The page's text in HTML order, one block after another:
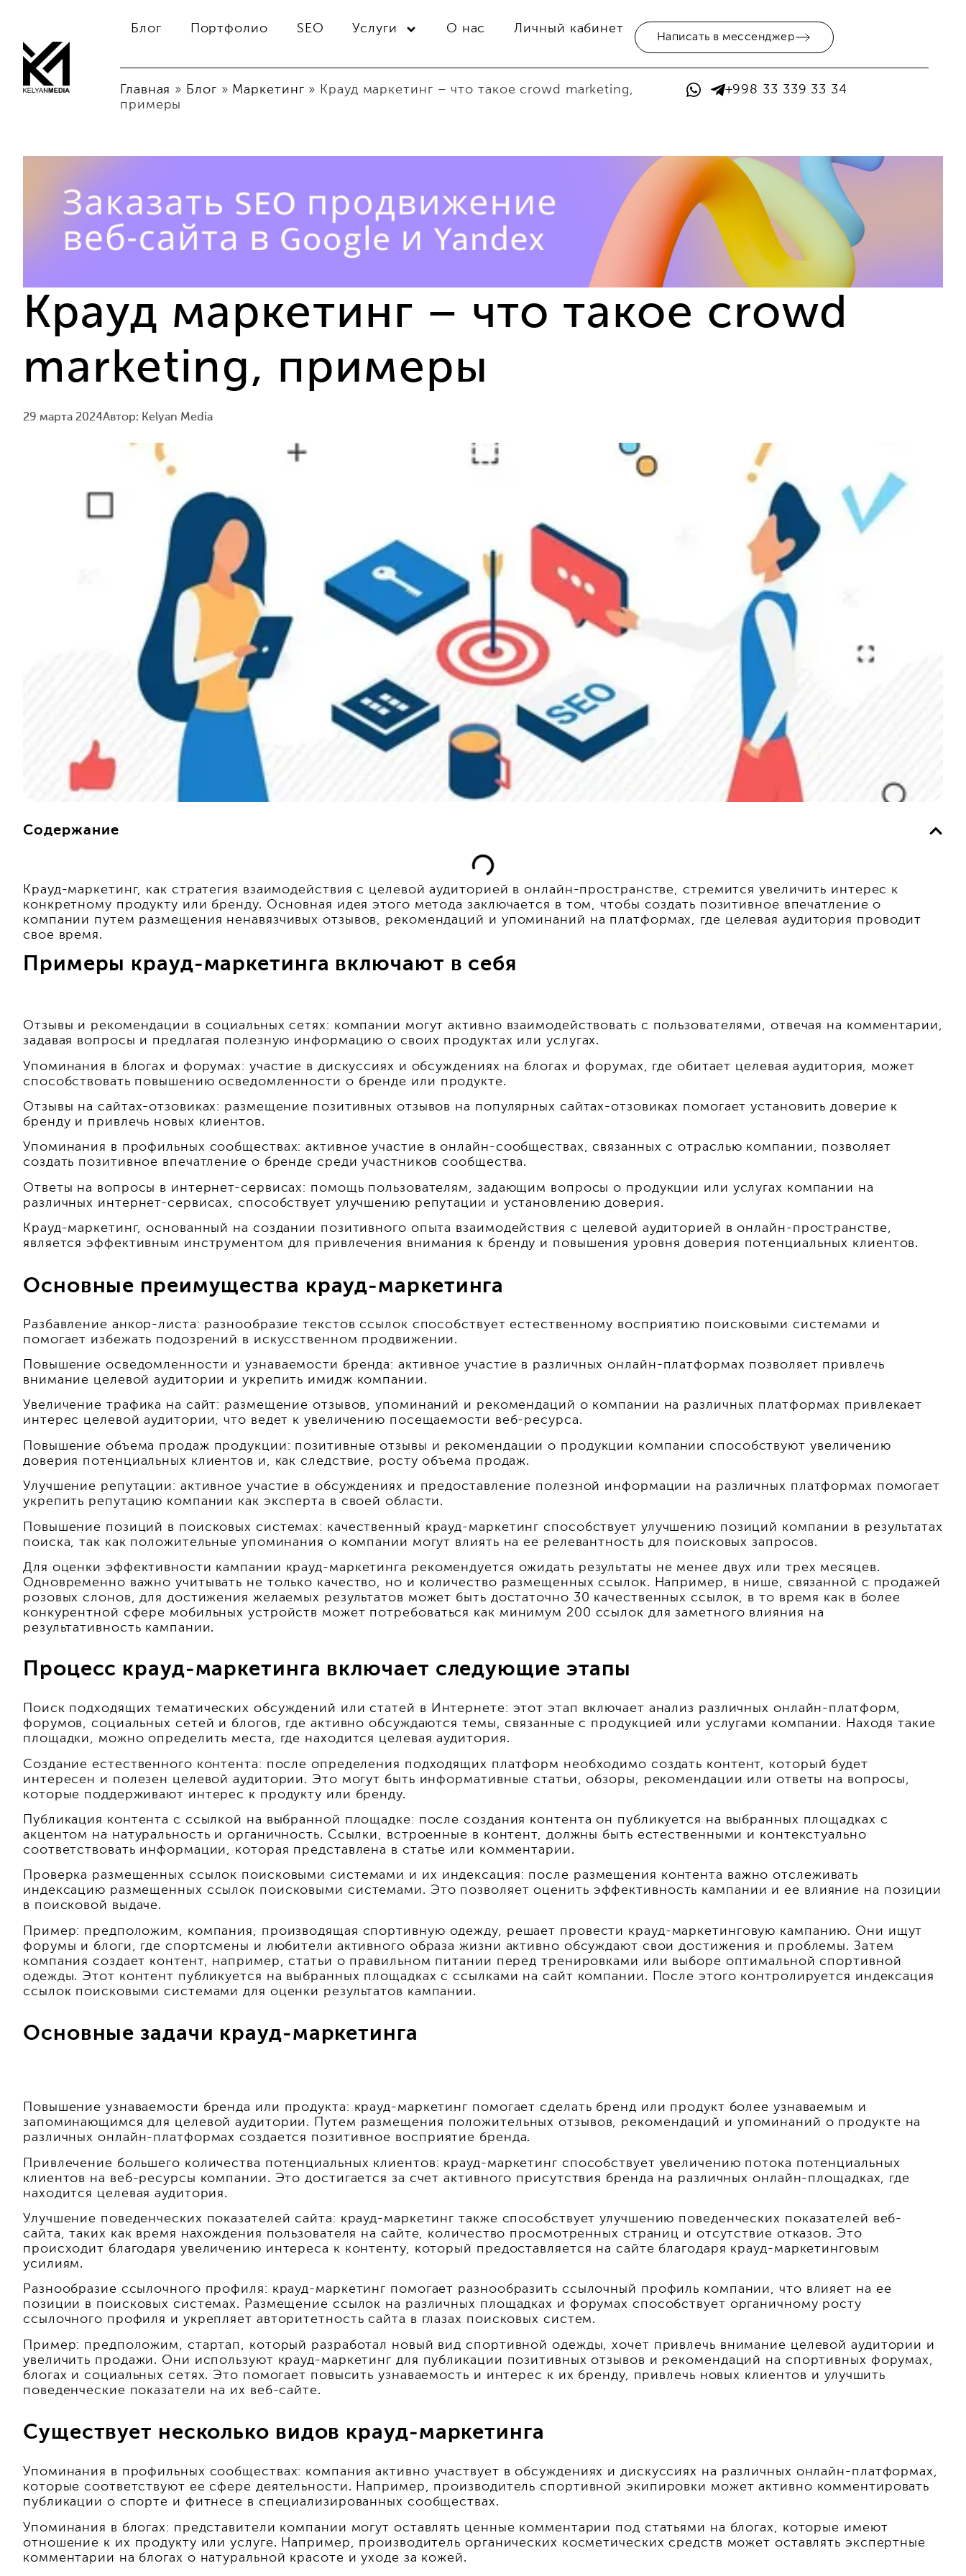
Блог Портфолио SEO Услуги О нас Личный кабинет
Написать в мессенджер
Главная » Блог » Маркетинг » Крауд маркетинг – что такое crowd marketing,
примеры
+998 33 339 33 34
Крауд маркетинг – что такое crowd
marketing, примеры
29 марта 2024Автор: Kelyan Media
Содержание
Крауд-маркетинг, как стратегия взаимодействия с целевой аудиторией в онлайн-пространстве, стремится увеличить интерес к
конкретному продукту или бренду. Основная идея этого метода заключается в том, чтобы создать позитивное впечатление о
компании путем размещения ненавязчивых отзывов, рекомендаций и упоминаний на платформах, где целевая аудитория проводит
свое время.
Примеры крауд-маркетинга включают в себя
Отзывы и рекомендации в социальных сетях: компании могут активно взаимодействовать с пользователями, отвечая на комментарии,
задавая вопросы и предлагая полезную информацию о своих продуктах или услугах.
Упоминания в блогах и форумах: участие в дискуссиях и обсуждениях на блогах и форумах, где обитает целевая аудитория, может
способствовать повышению осведомленности о бренде или продукте.
Отзывы на сайтах-отзовиках: размещение позитивных отзывов на популярных сайтах-отзовиках помогает установить доверие к
бренду и привлечь новых клиентов.
Упоминания в профильных сообществах: активное участие в онлайн-сообществах, связанных с отраслью компании, позволяет
создать позитивное впечатление о бренде среди участников сообщества.
Ответы на вопросы в интернет-сервисах: помощь пользователям, задающим вопросы о продукции или услугах компании на
различных интернет-сервисах, способствует улучшению репутации и установлению доверия.
Крауд-маркетинг, основанный на создании позитивного опыта взаимодействия с целевой аудиторией в онлайн-пространстве,
является эффективным инструментом для привлечения внимания к бренду и повышения уровня доверия потенциальных клиентов.
Основные преимущества крауд-маркетинга
Разбавление анкор-листа: разнообразие текстов ссылок способствует естественному восприятию поисковыми системами и
помогает избежать подозрений в искусственном продвижении.
Повышение осведомленности и узнаваемости бренда: активное участие в различных онлайн-платформах позволяет привлечь
внимание целевой аудитории и укрепить имидж компании.
Увеличение трафика на сайт: размещение отзывов, упоминаний и рекомендаций о компании на различных платформах привлекает
интерес целевой аудитории, что ведет к увеличению посещаемости веб-ресурса.
Повышение объема продаж продукции: позитивные отзывы и рекомендации о продукции компании способствуют увеличению
доверия потенциальных клиентов и, как следствие, росту объема продаж.
Улучшение репутации: активное участие в обсуждениях и предоставление полезной информации на различных платформах помогает
укрепить репутацию компании как эксперта в своей области.
Повышение позиций в поисковых системах: качественный крауд-маркетинг способствует улучшению позиций компании в результатах
поиска, так как положительные упоминания о компании могут влиять на ее релевантность для поисковых запросов.
Для оценки эффективности кампании крауд-маркетинга рекомендуется ожидать результаты не менее двух или трех месяцев.
Одновременно важно учитывать не только качество, но и количество размещенных ссылок. Например, в нише, связанной с продажей
розовых слонов, для достижения желаемых результатов может быть достаточно 30 качественных ссылок, в то время как в более
конкурентной сфере мобильных устройств может потребоваться как минимум 200 ссылок для заметного влияния на
результативность кампании.
Процесс крауд-маркетинга включает следующие этапы
Поиск подходящих тематических обсуждений или статей в Интернете: этот этап включает анализ различных онлайн-платформ,
форумов, социальных сетей и блогов, где активно обсуждаются темы, связанные с продукцией или услугами компании. Находя такие
площадки, можно определить места, где находится целевая аудитория.
Создание естественного контента: после определения подходящих платформ необходимо создать контент, который будет
интересен и полезен целевой аудитории. Это могут быть информативные статьи, обзоры, рекомендации или ответы на вопросы,
которые поддерживают интерес к продукту или бренду.
Публикация контента с ссылкой на выбранной площадке: после создания контента он публикуется на выбранных площадках с
акцентом на натуральность и органичность. Ссылки, встроенные в контент, должны быть естественными и контекстуально
соответствовать информации, которая представлена в статье или комментарии.
Проверка размещенных ссылок поисковыми системами и их индексация: после размещения контента важно отслеживать
индексацию размещенных ссылок поисковыми системами. Это позволяет оценить эффективность кампании и ее влияние на позиции
в поисковой выдаче.
Пример: предположим, компания, производящая спортивную одежду, решает провести крауд-маркетинговую кампанию. Они ищут
форумы и блоги, где спортсмены и любители активного образа жизни активно обсуждают свои достижения и проблемы. Затем
компания создает контент, например, статьи о правильном питании перед тренировками или выборе оптимальной спортивной
одежды. Этот контент публикуется на выбранных площадках с ссылками на сайт компании. После этого контролируется индексация
ссылок поисковыми системами для оценки результатов кампании.
Основные задачи крауд-маркетинга
Повышение узнаваемости бренда или продукта: крауд-маркетинг помогает сделать бренд или продукт более узнаваемым и
запоминающимся для целевой аудитории. Путем размещения положительных отзывов, рекомендаций и упоминаний о продукте на
различных онлайн-платформах создается позитивное восприятие бренда.
Привлечение большего количества потенциальных клиентов: крауд-маркетинг способствует увеличению потока потенциальных
клиентов на веб-ресурсы компании. Это достигается за счет активного присутствия бренда на различных онлайн-площадках, где
находится целевая аудитория.
Улучшение поведенческих показателей сайта: крауд-маркетинг также способствует улучшению поведенческих показателей веб-
сайта, таких как время нахождения пользователя на сайте, количество просмотренных страниц и отсутствие отказов. Это
происходит благодаря увеличению интереса к контенту, который предоставляется на сайте благодаря крауд-маркетинговым
усилиям.
Разнообразие ссылочного профиля: крауд-маркетинг помогает разнообразить ссылочный профиль компании, что влияет на ее
позиции в поисковых системах. Размещение ссылок на различных площадках и форумах способствует органичному росту
ссылочного профиля и укрепляет авторитетность сайта в глазах поисковых систем.
Пример: предположим, стартап, который разработал новый вид спортивной одежды, хочет привлечь внимание целевой аудитории и
увеличить продажи. Они используют крауд-маркетинг для публикации позитивных отзывов и рекомендаций на спортивных форумах,
блогах и социальных сетях. Это помогает повысить узнаваемость и интерес к их бренду, привлечь новых клиентов и улучшить
поведенческие показатели на их веб-сайте.
Существует несколько видов крауд-маркетинга
Упоминания в профильных сообществах: компания активно участвует в обсуждениях и дискуссиях на различных онлайн-платформах,
которые соответствуют ее сфере деятельности. Например, производитель спортивной экипировки может активно комментировать
публикации о спорте и фитнесе в специализированных сообществах.
Упоминания в блогах: представители компании могут оставлять ценные комментарии под статьями на блогах, которые имеют
отношение к их продукту или услуге. Например, производитель органических косметических средств может оставлять экспертные
комментарии на блогах о натуральной красоте и уходе за кожей.